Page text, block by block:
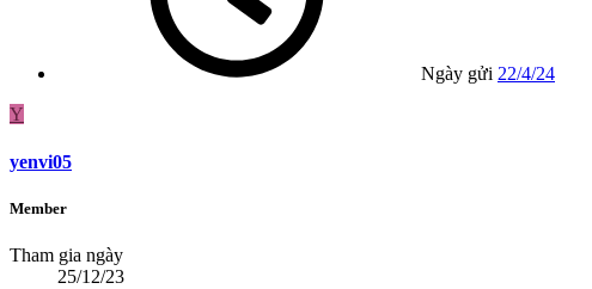
Ngày gửi 22/4/24
Y
yenvi05
Member
Tham gia ngày
25/12/23